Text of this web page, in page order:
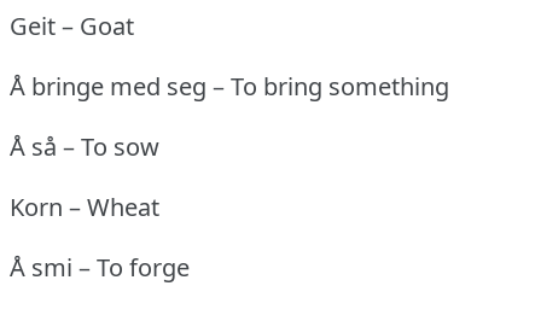
Geit – Goat
Å bringe med seg – To bring something
Å så – To sow
Korn – Wheat
Å smi – To forge